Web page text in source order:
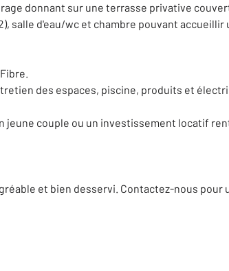
donnant sur une terrasse privative
salle d'eau/wc et chambre pouvant accueillir
des espaces, piscine, produits et
jeune couple ou un investissement locatif
et bien desservi. Contactez-nous pour